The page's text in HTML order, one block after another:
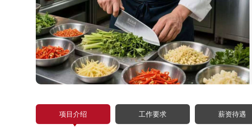
项目介绍 工作要求 薪资待遇